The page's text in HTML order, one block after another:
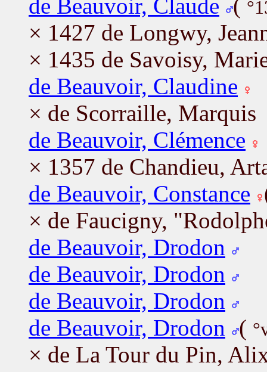
de Beauvoir, Claude (
× 1427 de Longwy,
× 1435 de Savoisy,
de Beauvoir, Claudine
× de Scorraille, Marquis
de Beauvoir, Clémence
× 1357 de Chandieu,
de Beauvoir, Constance
× de Faucigny,
de Beauvoir, Drodon
de Beauvoir, Drodon
de Beauvoir, Drodon
de Beauvoir, Drodon
(
× de La Tour du Pin,